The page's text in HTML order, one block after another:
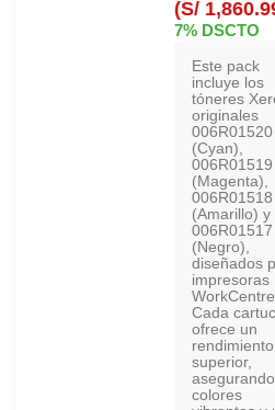
(S/
7% DSCTO
Este pack
incluye los
tóneres
originales
006R01520
(Cyan),
006R01519
(Magenta),
006R01518
(Amarillo) y
006R01517
(Negro),
diseñados
impresoras
WorkCentre.
Cada
ofrece un
rendimiento
superior,
asegurando
colores